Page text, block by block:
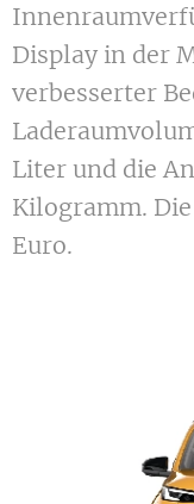
Display in der
verbesserter
Liter und die
Kilogramm.
Euro.